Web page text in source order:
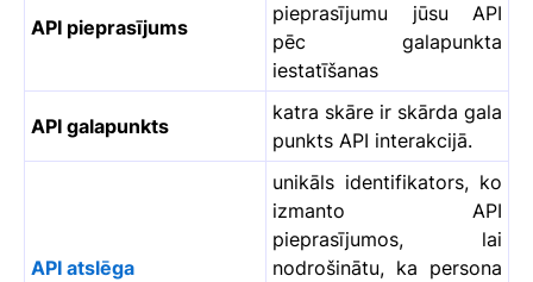
API pieprasījums
pieprasījumu jūsu API
pēc galapunkta
iestatīšanas
API galapunkts
katra skāre ir skārda gala
punkts API interakcijā.
API atslēga
unikāls identifikators, ko
izmanto API
pieprasījumos, lai
nodrošinātu, ka persona